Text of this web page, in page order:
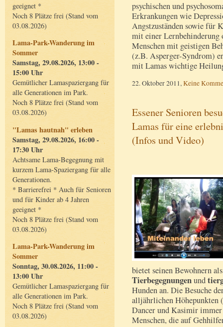
geeignet *
Noch 8 Plätze frei (Stand vom
03.08.2026)
Lama-Park-Wanderung im
Sommer
Samstag, 29.08.2026, 13:00 -
15:00 Uhr
Gemütlicher Lamaspaziergang für
alle Generationen im Park.
Noch 8 Plätze frei (Stand vom
03.08.2026)
"Lamas hautnah" erleben
Samstag, 29.08.2026, 16:00 -
17:30 Uhr
Achtsame Lama-Begegnung mit
kurzem Lama-Spaziergang für alle
Generationen.
* Barrierefrei * Auch für Senioren
und für Kinder ab 4 Jahren
geeignet *
Noch 8 Plätze frei (Stand vom
03.08.2026)
Lama-Park-Wanderung im
Sommer
Sonntag, 30.08.2026, 11:00 -
13:00 Uhr
Gemütlicher Lamaspaziergang für
alle Generationen im Park.
Noch 8 Plätze frei (Stand vom
03.08.2026)
psychischen und
Erkrankungen wie
Angstzuständen sowie für
mit einer
Menschen mit geistigen
(z.B. Asperger-Syndrom)
mit Lamas wichtige
22. Oktober 2011,Keine
Essener Senioren
Lamas für eine
(Infos und Video)
bietet seinen Bewohnern
Tierbegegnungenund
Hunden an. Die Besuche
alljährlichen Höhepunkten
Dancer und Kasimir
Menschen, die auf